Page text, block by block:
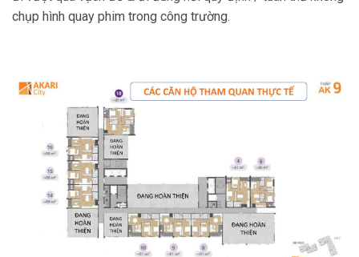
chụp hình quay phim trong công trường.